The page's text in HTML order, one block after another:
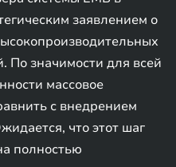
заявлением о
По значимости для всей
массовое
с внедрением
что этот шаг
полностью